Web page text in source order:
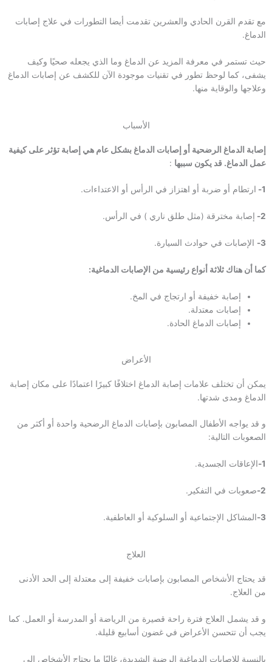
مع تقدم القرن الحادي والعشرين تقدمت أيضا التطورات في علاج إصابات
الدماغ.
حيث تستمر في معرفة المزيد عن الدماغ وما الذي يجعله صحيًا وكيف
يشفى، كما لوحظ تطور في تقنيات موجودة الآن للكشف عن إصابات الدماغ
وعلاجها والوقاية منها.
الأسباب
إصابة الدماغ الرضحية أو إصابات الدماغ بشكل عام هي إصابة تؤثر على كيفية
عمل الدماغ. قد يكون سببها :
1- ارتطام أو ضربة أو اهتزاز في الرأس أو الاعتداءات.
2- إصابة مخترقة (مثل طلق ناري ) في الرأس.
3- الإصابات في حوادث السيارة.
كما أن هناك ثلاثة أنواع رئيسية من الإصابات الدماغية:
إصابة خفيفة أو ارتجاج في المخ.
إصابات معتدلة.
إصابات الدماغ الحادة.
الأعراض
يمكن أن تختلف علامات إصابة الدماغ اختلافًا كبيرًا اعتمادًا على مكان إصابة
الدماغ ومدى شدتها.
و قد يواجه الأطفال المصابون بإصابات الدماغ الرضحية واحدة أو أكثر من
الصعوبات التالية:
1- الإعاقات الجسدية.
2- صعوبات في التفكير.
3- المشاكل الإجتماعية أو السلوكية أو العاطفية.
العلاج
قد يحتاج الأشخاص المصابون بإصابات خفيفة إلى معتدلة إلى الحد الأدنى
من العلاج.
و قد يشمل العلاج فترة راحة قصيرة من الرياضة أو المدرسة أو العمل. كما
يجب أن تتحسن الأعراض في غضون أسابيع قليلة.
بالنسبة للإصابات الدماغية الرضية الشديدة، غالبًا ما يحتاج الأشخاص إلى